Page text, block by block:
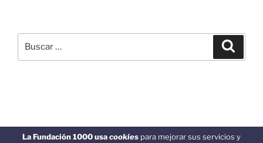
BUSCAR
por:
La Fundación 1000 usacookies para mejorar sus servicios y